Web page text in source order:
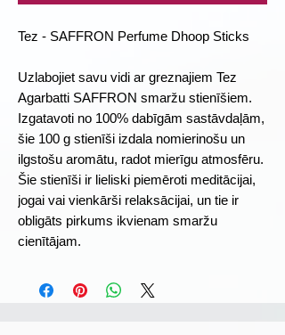
Tez - SAFFRON Perfume Dhoop Sticks
Uzlabojiet savu vidi ar greznajiem Tez
Agarbatti SAFFRON smaržu stienīšiem.
Izgatavoti no 100% dabīgām sastāvdaļām,
šie 100 g stienīši izdala nomierinošu un
ilgstošu aromātu, radot mierīgu atmosfēru.
Šie stienīši ir lieliski piemēroti meditācijai,
jogai vai vienkārši relaksācijai, un tie ir
obligāts pirkums ikvienam smaržu
cienītājam.